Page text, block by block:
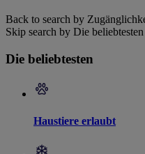
Back to search by
Skip search by Die beliebtesten
Die beliebtesten
Haustiere erlaubt